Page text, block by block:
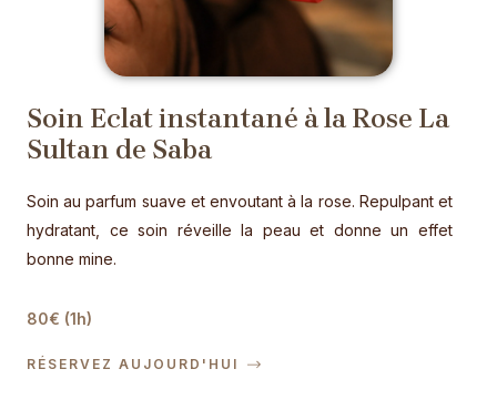
Soin Eclat instantané à la Rose La
Sultan de Saba
Soin au parfum suave et envoutant à la rose. Repulpant et
hydratant, ce soin réveille la peau et donne un effet
bonne mine.
80€ (1h)
RÉSERVEZ AUJOURD'HUI